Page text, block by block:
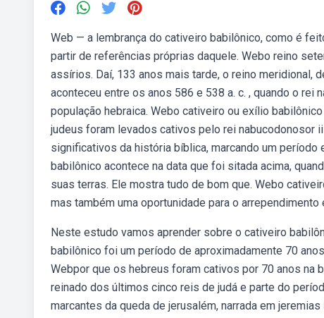
Web — a lembrança do cativeiro babilônico, como é
partir de referências próprias daquele. Webo reino
assírios. Daí, 133 anos mais tarde, o reino meridional,
aconteceu entre os anos 586 e 538 a. c. , quando o
população hebraica. Webo cativeiro ou exílio
judeus foram levados cativos pelo rei nabucodonosor
significativos da história bíblica, marcando um
babilônico acontece na data que foi sitada acima,
suas terras. Ele mostra tudo de bom que. Webo
mas também uma oportunidade para o
Neste estudo vamos aprender sobre o cativeiro
babilônico foi um período de aproximadamente 70
Webpor que os hebreus foram cativos por 70 anos
reinado dos últimos cinco reis de judá e parte do
marcantes da queda de jerusalém, narrada em